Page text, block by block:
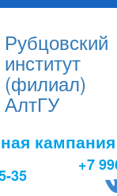
Рубцовский
институт
(филиал)
АлтГУ
35
+7